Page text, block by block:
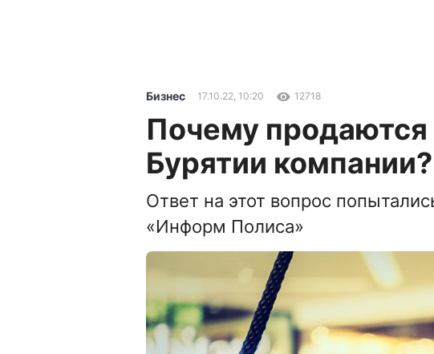
Бизнес 17.10.22, 10:20 12718
Почему продаются
Бурятии компании?
Ответ на этот вопрос
«Информ Полиса»